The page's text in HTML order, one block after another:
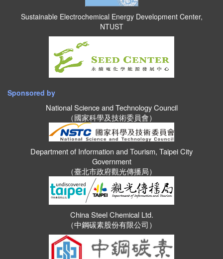
Sustainable Electrochemical Energy Development Center,
NTUST
Sponsored by
National Science and Technology Council
（國家科學及技術委員會）
Department of Information and Tourism, Taipei City
Government
（臺北市政府觀光傳播局）
China Steel Chemical Ltd.
（中鋼碳素股份有限公司）